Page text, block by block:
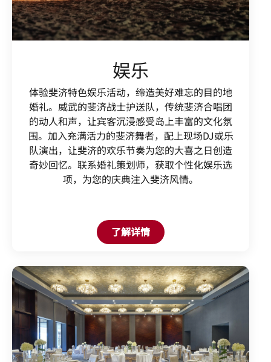
娱乐
体验斐济特色娱乐活动，缔造美好难忘的目的地
婚礼。威武的斐济战士护送队，传统斐济合唱团
的动人和声，让宾客沉浸感受岛上丰富的文化氛
围。加入充满活力的斐济舞者，配上现场DJ或乐
队演出，让斐济的欢乐节奏为您的大喜之日创造
奇妙回忆。联系婚礼策划师，获取个性化娱乐选
项，为您的庆典注入斐济风情。
了解详情Open in New Tab